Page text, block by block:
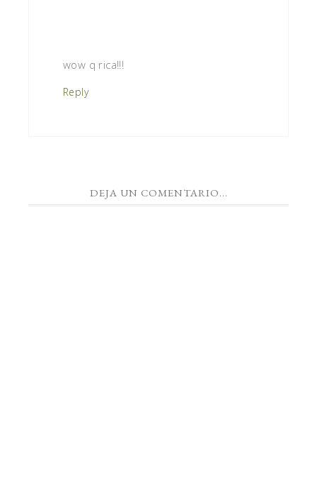
wow q rica!!!
Reply
DEJA UN COMENTARIO...